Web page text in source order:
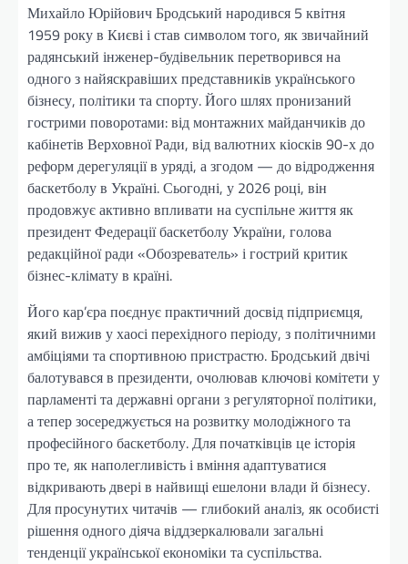
Михайло Юрійович Бродський народився 5 квітня
1959 року в Києві і став символом того, як звичайний
радянський інженер-будівельник перетворився на
одного з найяскравіших представників українського
бізнесу, політики та спорту. Його шлях пронизаний
гострими поворотами: від монтажних майданчиків до
кабінетів Верховної Ради, від валютних кіосків 90-х до
реформ дерегуляції в уряді, а згодом — до відродження
баскетболу в Україні. Сьогодні, у 2026 році, він
продовжує активно впливати на суспільне життя як
президент Федерації баскетболу України, голова
редакційної ради «Обозреватель» і гострий критик
бізнес-клімату в країні.
Його кар’єра поєднує практичний досвід підприємця,
який вижив у хаосі перехідного періоду, з політичними
амбіціями та спортивною пристрастю. Бродський двічі
балотувався в президенти, очолював ключові комітети у
парламенті та державні органи з регуляторної політики,
а тепер зосереджується на розвитку молодіжного та
професійного баскетболу. Для початківців це історія
про те, як наполегливість і вміння адаптуватися
відкривають двері в найвищі ешелони влади й бізнесу.
Для просунутих читачів — глибокий аналіз, як особисті
рішення одного діяча віддзеркалювали загальні
тенденції української економіки та суспільства.